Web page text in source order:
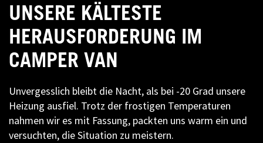
UNSERE KÄLTESTE
HERAUSFORDERUNG IM
CAMPER VAN
Unvergesslich bleibt die Nacht, als bei -20 Grad unsere
Heizung ausfiel. Trotz der frostigen Temperaturen
nahmen wir es mit Fassung, packten uns warm ein und
versuchten, die Situation zu meistern.